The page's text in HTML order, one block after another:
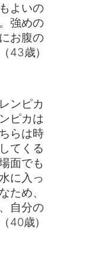
よいの
強めの
お腹の
43歳）
ンピカ
ピカは
らは時
てくる
面でも
に入っ
ため、
自分の
40歳）